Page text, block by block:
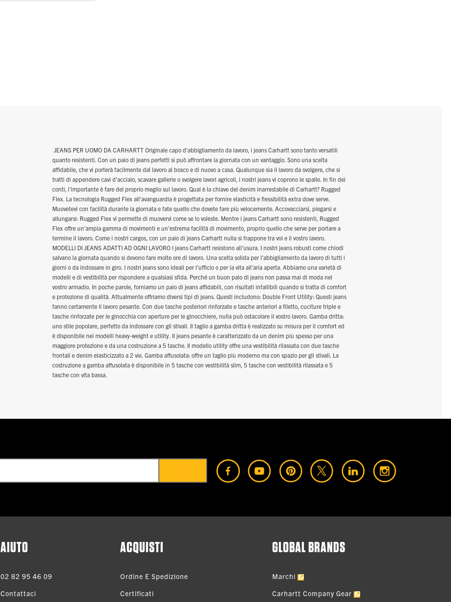
JEANS PER UOMO DA CARHARTT Originale capo d'abbigliamento da lavoro, i jeans Carhartt sono tanto versatili
quanto resistenti. Con un paio di jeans perfetti si può affrontare la giornata con un vantaggio. Sono una scelta
affidabile, che vi porterà facilmente dal lavoro al bosco e di nuovo a casa. Qualunque sia il lavoro da svolgere, che si
tratti di appendere cavi d'acciaio, scavare gallerie o svolgere lavori agricoli, i nostri jeans vi coprono le spalle. In fin dei
conti, l'importante è fare del proprio meglio sul lavoro. Qual è la chiave del denim inarrestabile di Carhartt? Rugged
Flex. La tecnologia Rugged Flex all'avanguardia è progettata per fornire elasticità e flessibilità extra dove serve.
Muovetevi con facilità durante la giornata e fate quello che dovete fare più velocemente. Accovacciarsi, piegarsi e
allungarsi: Rugged Flex vi permette di muovervi come se lo voleste. Mentre i jeans Carhartt sono resistenti, Rugged
Flex offre un'ampia gamma di movimenti e un'estrema facilità di movimento, proprio quello che serve per portare a
termine il lavoro. Come i nostri cargos, con un paio di jeans Carhartt nulla si frappone tra voi e il vostro lavoro.
MODELLI DI JEANS ADATTI AD OGNI LAVORO I jeans Carhartt resistono all'usura. I nostri jeans robusti come chiodi
salvano la giornata quando si devono fare molte ore di lavoro. Una scelta solida per l'abbigliamento da lavoro di tutti i
giorni o da indossare in giro. I nostri jeans sono ideali per l'ufficio o per la vita all'aria aperta. Abbiamo una varietà di
modelli e di vestibilità per rispondere a qualsiasi sfida. Perché un buon paio di jeans non passa mai di moda nel
vostro armadio. In poche parole, forniamo un paio di jeans affidabili, con risultati infallibili quando si tratta di comfort
e protezione di qualità. Attualmente offriamo diversi tipi di jeans. Questi includono: Double Front Utility: Questi jeans
fanno certamente il lavoro pesante. Con due tasche posteriori rinforzate e tasche anteriori a filetto, cuciture triple e
tasche rinforzate per le ginocchia con aperture per le ginocchiere, nulla può ostacolare il vostro lavoro. Gamba dritta:
uno stile popolare, perfetto da indossare con gli stivali. Il taglio a gamba dritta è realizzato su misura per il comfort ed
è disponibile nei modelli heavy-weight e utility. Il jeans pesante è caratterizzato da un denim più spesso per una
maggiore protezione e da una costruzione a 5 tasche. Il modello utility offre una vestibilità rilassata con due tasche
frontali e denim elasticizzato a 2 vie. Gamba affusolata: offre un taglio più moderno ma con spazio per gli stivali. La
costruzione a gamba affusolata è disponibile in 5 tasche con vestibilità slim, 5 tasche con vestibilità rilassata e 5
tasche con vita bassa.
AIUTO
02 82 95 46 09
Contattaci
ACQUISTI
Ordine E Spedizione
Certificati
GLOBAL BRANDS
Marchi
Carhartt Company Gear